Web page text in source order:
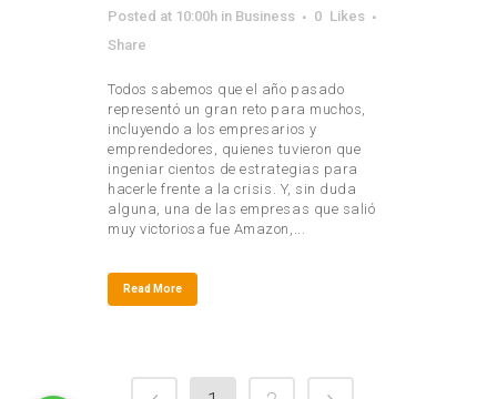
Posted at 10:00h in Business 0 Likes
Share
Todos sabemos que el año pasado
representó un gran reto para muchos,
incluyendo a los empresarios y
emprendedores, quienes tuvieron que
ingeniar cientos de estrategias para
hacerle frente a la crisis. Y, sin duda
alguna, una de las empresas que salió
muy victoriosa fue Amazon,...
Read More